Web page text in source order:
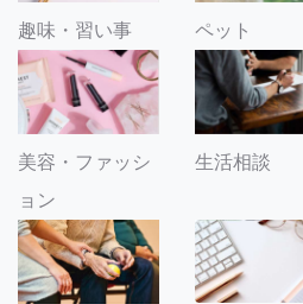
趣味・習い事 ペット
美容・ファッシ
ョン
生活相談